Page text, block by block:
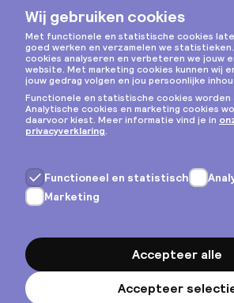
Privacy & cookies
Algemene